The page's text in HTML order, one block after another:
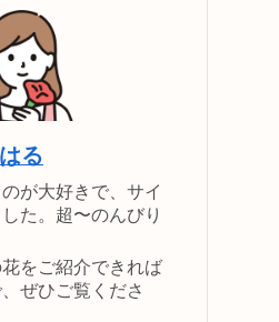
はる
が大好きで、サイ
た。超〜のんびり
をご紹介できれば
ぜひご覧くださ